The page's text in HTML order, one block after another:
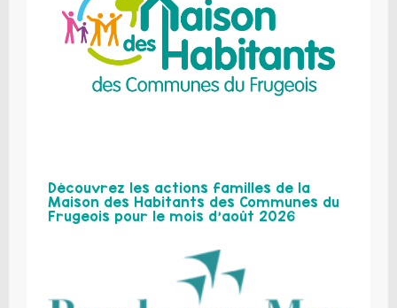
Découvrez les actions familles de la
Maison des Habitants des Communes du
Frugeois pour le mois d’août 2026